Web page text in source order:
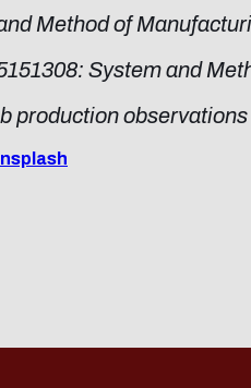
Method of
System and
production